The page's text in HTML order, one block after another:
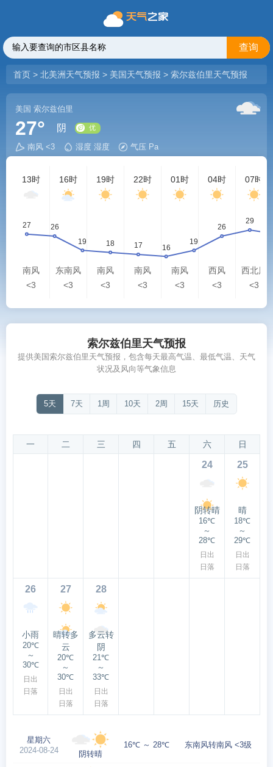
查询
首页 > 北美洲天气预报 > 美国天气预报 > 索尔兹伯里天气预报
美国 索尔兹伯里
27° 阴
南风 <3 湿度 湿度 气压 Pa
13时
南风
<3
16时
东南风
<3
19时
南风
<3
22时
南风
<3
01时
南风
<3
04时
西风
<3
07时
西北风
<3
索尔兹伯里天气预报
提供美国索尔兹伯里天气预报，包含每天最高气温、最低气温、天气
状况及风向等气象信息
5天 7天 1周 10天 2周 15天 历史
一 二 三 四 五 六 日
24
阴转晴
16℃
～
28℃
日出
日落
25
晴
18℃
～
29℃
日出
日落
26
小雨
20℃
～
30℃
日出
日落
27
晴转多
云
20℃
～
30℃
日出
日落
28
多云转
阴
21℃
～
33℃
日出
日落
星期六
2024-08-24
阴转晴
16℃ ～ 28℃ 东南风转南风 <3级